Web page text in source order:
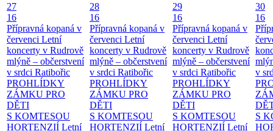
27
16
Přípravná kopaná v
červenci Letní
koncerty v Rudrově
mlýně – občerstvení
v srdci Ratibořic
PROHLÍDKY
ZÁMKU PRO
DĚTI
S KOMTESOU
HORTENZIÍ Letní
28
16
Přípravná kopaná v
červenci Letní
koncerty v Rudrově
mlýně – občerstvení
v srdci Ratibořic
PROHLÍDKY
ZÁMKU PRO
DĚTI
S KOMTESOU
HORTENZIÍ Letní
29
16
Přípravná kopaná v
červenci Letní
koncerty v Rudrově
mlýně – občerstvení
v srdci Ratibořic
PROHLÍDKY
ZÁMKU PRO
DĚTI
S KOMTESOU
HORTENZIÍ Letní
30
16
v
S